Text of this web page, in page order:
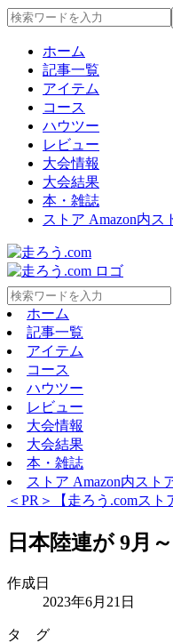
ホーム
記事一覧
アイテム
コース
ハウツー
レビュー
大会情報
大会結果
本・雑誌
ストア Amazon内ス
ホーム
記事一覧
アイテム
コース
ハウツー
レビュー
大会情報
大会結果
本・雑誌
ストア Amazon内スト
＜PR＞【走ろう.comス
日本陸連が 9月
作成日
2023年6月21日
タ グ